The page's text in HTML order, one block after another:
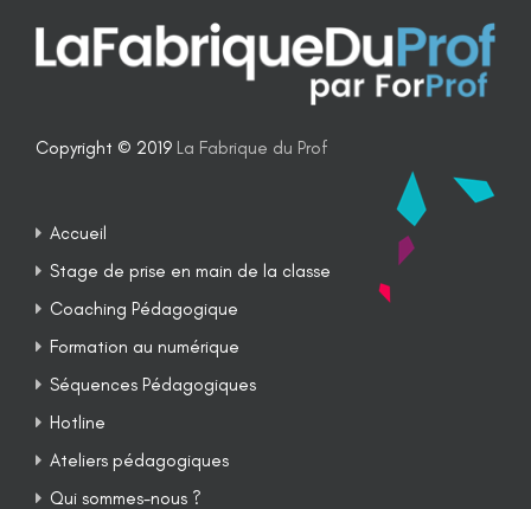
Copyright © 2019 La Fabrique du Prof
Accueil
Stage de prise en main de la classe
Coaching Pédagogique
Formation au numérique
Séquences Pédagogiques
Hotline
Ateliers pédagogiques
Qui sommes-nous ?